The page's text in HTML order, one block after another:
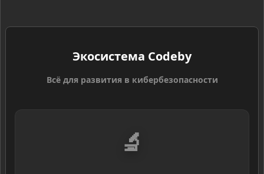
Экосистема Codeby
Всё для развития в кибербезопасности
🔬